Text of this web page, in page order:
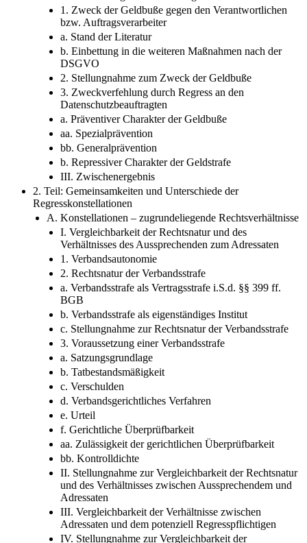
II. Zurechnungszusammenhang
1. Zweck der Geldbuße gegen den Verantwortlichen
bzw. Auftragsverarbeiter
a. Stand der Literatur
b. Einbettung in die weiteren Maßnahmen nach der
DSGVO
2. Stellungnahme zum Zweck der Geldbuße
3. Zweckverfehlung durch Regress an den
Datenschutzbeauftragten
a. Präventiver Charakter der Geldbuße
aa. Spezialprävention
bb. Generalprävention
b. Repressiver Charakter der Geldstrafe
III. Zwischenergebnis
2. Teil: Gemeinsamkeiten und Unterschiede der
Regresskonstellationen
A. Konstellationen – zugrundeliegende Rechtsverhältnisse
I. Vergleichbarkeit der Rechtsnatur und des
Verhältnisses des Aussprechenden zum Adressaten
1. Verbandsautonomie
2. Rechtsnatur der Verbandsstrafe
a. Verbandsstrafe als Vertragsstrafe i.S.d. §§ 399 ff.
BGB
b. Verbandsstrafe als eigenständiges Institut
c. Stellungnahme zur Rechtsnatur der Verbandsstrafe
3. Voraussetzung einer Verbandsstrafe
a. Satzungsgrundlage
b. Tatbestandsmäßigkeit
c. Verschulden
d. Verbandsgerichtliches Verfahren
e. Urteil
f. Gerichtliche Überprüfbarkeit
aa. Zulässigkeit der gerichtlichen Überprüfbarkeit
bb. Kontrolldichte
II. Stellungnahme zur Vergleichbarkeit der Rechtsnatur
und des Verhältnisses zwischen Aussprechendem und
Adressaten
III. Vergleichbarkeit der Verhältnisse zwischen
Adressaten und dem potenziell Regresspflichtigen